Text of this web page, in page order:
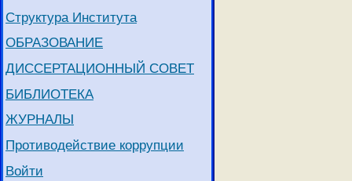
Структура Института
ОБРАЗОВАНИЕ
ДИССЕРТАЦИОННЫЙ СОВЕТ
БИБЛИОТЕКА
ЖУРНАЛЫ
Противодействие коррупции
Войти